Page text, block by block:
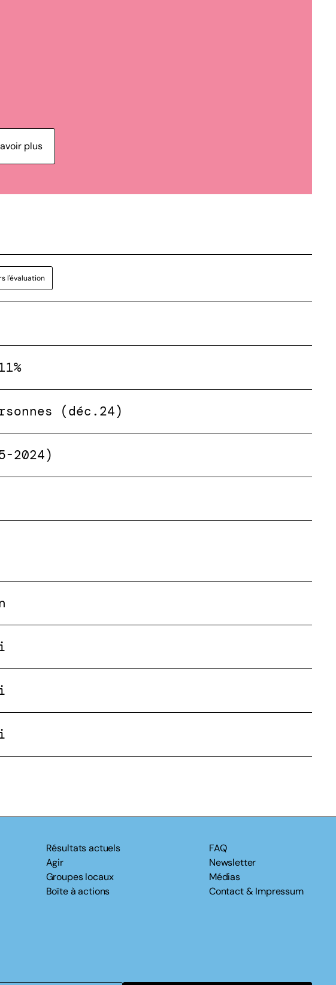
plus
l'évaluation
(déc.24)
2024)
Résultats actuels
Agir
Groupes locaux
Boîte à actions
FAQ
Newsletter
Médias
Contact & Impressum